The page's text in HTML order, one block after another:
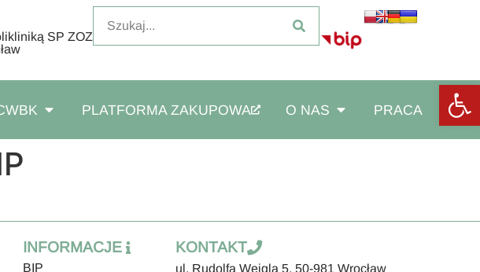
SP ZOZ
PLATFORMA ZAKUPOWA O NAS PRACA
INFORMACJE
BIP
KONTAKT
ul. Rudolfa Weigla 5, 50-981 Wrocław